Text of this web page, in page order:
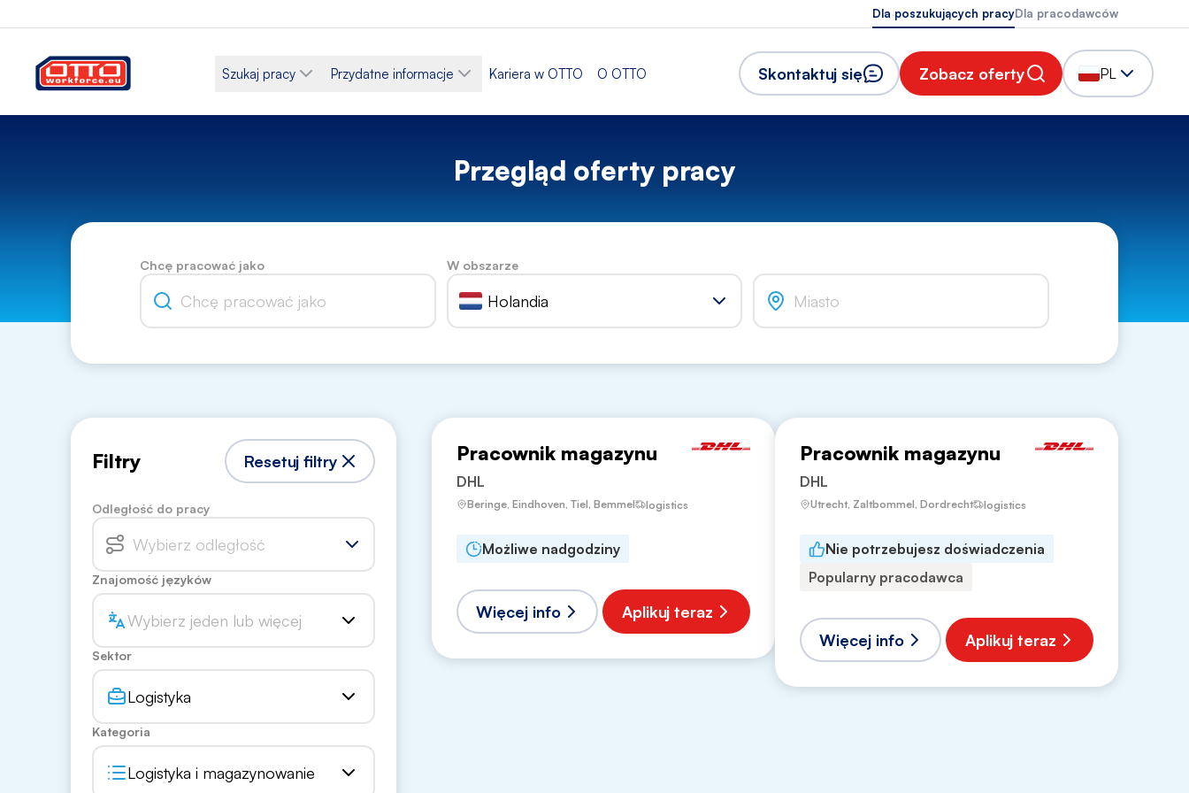
Dla poszukujących pracyDla pracodawców
Szukaj pracy Przydatne informacje Kariera w OTTO O OTTO Skontaktuj się Zobacz oferty PL
Przegląd oferty pracy
Chcę pracować jako W obszarze
Holandia
Filtry Resetuj filtry
Odległość do pracy
Wybierz odległość
Znajomość języków
Wybierz jeden lub więcej
Sektor
Logistyka
Kategoria
Logistyka i magazynowanie
Pracownik magazynu
DHL
Beringe, Eindhoven, Tiel, Bemmel logistics
Możliwe nadgodziny
Więcej info Aplikuj teraz
Pracownik magazynu
DHL
Utrecht, Zaltbommel, Dordrecht logistics
Nie potrzebujesz doświadczenia
Popularny pracodawca
Więcej info Aplikuj teraz